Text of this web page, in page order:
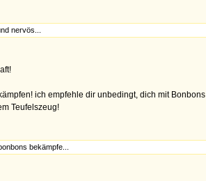
nervös...
ich empfehle dir unbedingt, dich mit
Teufelszeug!
bekämpfe...